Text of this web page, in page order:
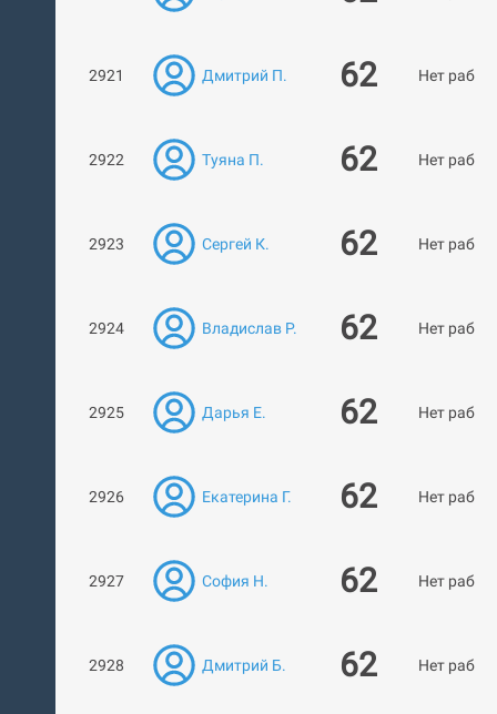
2921 Дмитрий П. 62 Нет работ
2922 Туяна П. 62 Нет работ
2923 Сергей К. 62 Нет работ
2924 Владислав Р. 62 Нет работ
2925 Дарья Е. 62 Нет работ
2926 Екатерина Г. 62 Нет работ
2927 София Н. 62 Нет работ
2928 Дмитрий Б. 62 Нет работ